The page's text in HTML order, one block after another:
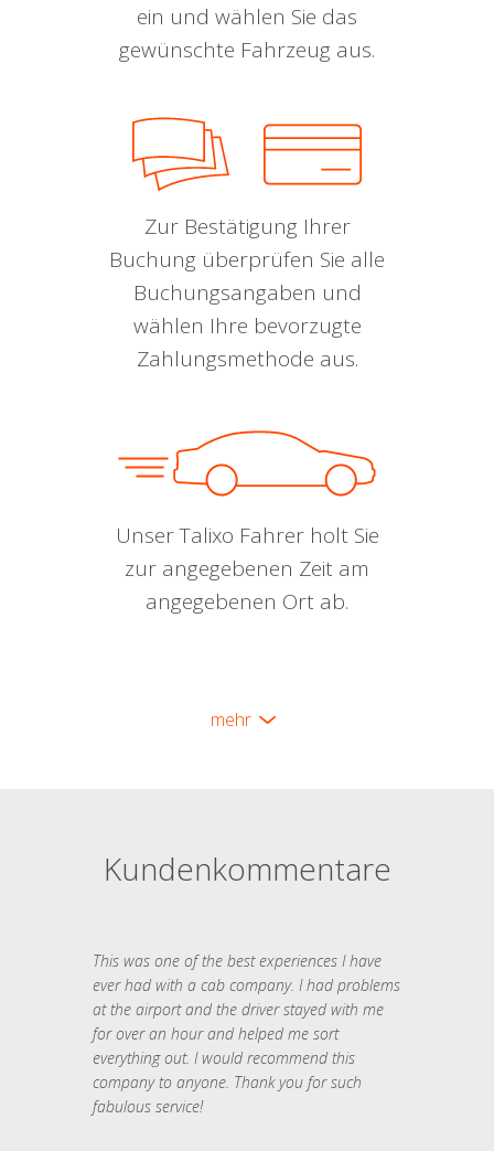
ein und wählen Sie das
gewünschte Fahrzeug aus.
Zur Bestätigung Ihrer
Buchung überprüfen Sie alle
Buchungsangaben und
wählen Ihre bevorzugte
Zahlungsmethode aus.
Unser Talixo Fahrer holt Sie
zur angegebenen Zeit am
angegebenen Ort ab.
mehr
Kundenkommentare
This was one of the best experiences I have
ever had with a cab company. I had problems
at the airport and the driver stayed with me
for over an hour and helped me sort
everything out. I would recommend this
company to anyone. Thank you for such
fabulous service!